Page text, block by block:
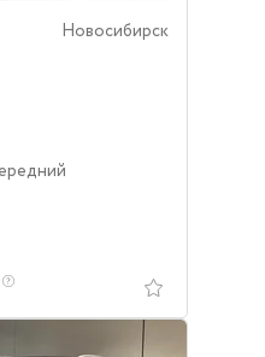
Новосибирск